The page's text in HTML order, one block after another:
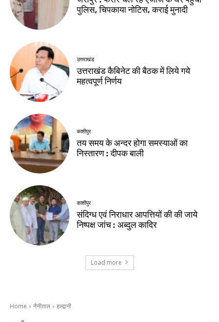
पुलिस, चिपकाया नोटिस, कराई मुनादी
उत्तराखंड
उत्तराखंड कैबिनेट की बैठक में लिये गये
महत्वपूर्ण निर्णय
काशीपुर
तय समय के अन्दर होगा समस्याओं का
निस्तारण : दीपक बाली
काशीपुर
संदिग्ध एवं निराधार आपत्तियों की की जाये
निष्पक्ष जांच : अब्दुल कादिर
Load more